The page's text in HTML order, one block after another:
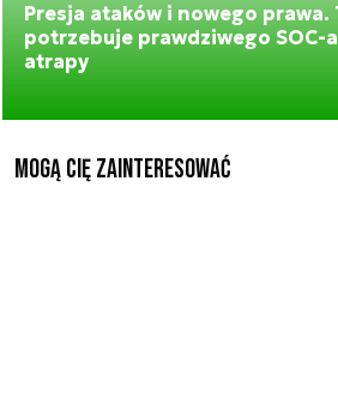
Presja ataków i nowego prawa.
potrzebuje prawdziwego SOC-
atrapy
Mogą Cię zainteresować